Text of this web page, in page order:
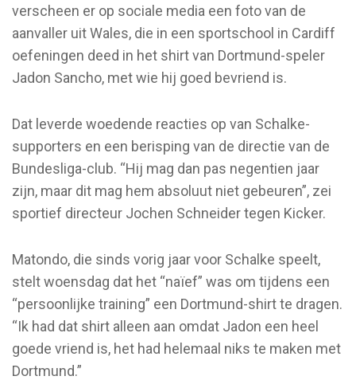
verscheen er op sociale media een foto van de
aanvaller uit Wales, die in een sportschool in Cardiff
oefeningen deed in het shirt van Dortmund-speler
Jadon Sancho, met wie hij goed bevriend is.
Dat leverde woedende reacties op van Schalke-
supporters en een berisping van de directie van de
Bundesliga-club. “Hij mag dan pas negentien jaar
zijn, maar dit mag hem absoluut niet gebeuren”, zei
sportief directeur Jochen Schneider tegen Kicker.
Matondo, die sinds vorig jaar voor Schalke speelt,
stelt woensdag dat het “naïef” was om tijdens een
“persoonlijke training” een Dortmund-shirt te dragen.
“Ik had dat shirt alleen aan omdat Jadon een heel
goede vriend is, het had helemaal niks te maken met
Dortmund.”